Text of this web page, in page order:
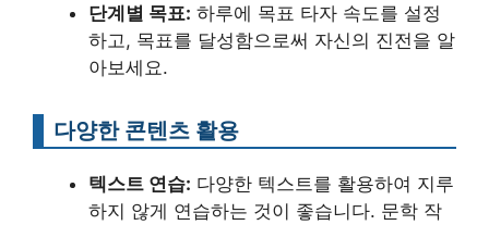
단계별 목표: 하루에 목표 타자 속도를 설정
하고, 목표를 달성함으로써 자신의 진전을 알
아보세요.
다양한 콘텐츠 활용
텍스트 연습: 다양한 텍스트를 활용하여 지루
하지 않게 연습하는 것이 좋습니다. 문학 작